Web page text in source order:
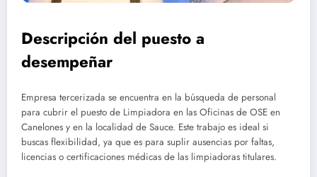
Descripción del puesto a
desempeñar
Empresa tercerizada se encuentra en la búsqueda de personal
para cubrir el puesto de Limpiadora en las Oficinas de OSE en
Canelones y en la localidad de Sauce. Este trabajo es ideal si
buscas flexibilidad, ya que es para suplir ausencias por faltas,
licencias o certificaciones médicas de las limpiadoras titulares.